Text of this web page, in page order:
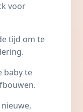
voor
tijd om te
baby te